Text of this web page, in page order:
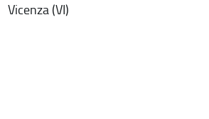
Vicenza (VI)